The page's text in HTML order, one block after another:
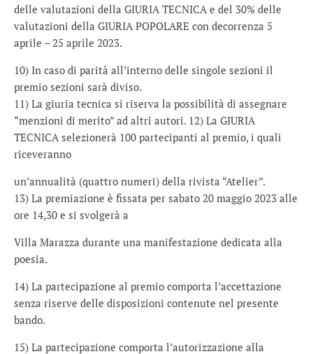
delle valutazioni della GIURIA TECNICA e del 30% delle
valutazioni della GIURIA POPOLARE con decorrenza 5
aprile – 25 aprile 2023.
10) In caso di parità all’interno delle singole sezioni il
premio sezioni sarà diviso.
11) La giuria tecnica si riserva la possibilità di assegnare
“menzioni di merito” ad altri autori. 12) La GIURIA
TECNICA selezionerà 100 partecipanti al premio, i quali
riceveranno
un’annualità (quattro numeri) della rivista “Atelier”.
13) La premiazione è fissata per sabato 20 maggio 2023 alle
ore 14,30 e si svolgerà a
Villa Marazza durante una manifestazione dedicata alla
poesia.
14) La partecipazione al premio comporta l’accettazione
senza riserve delle disposizioni contenute nel presente
bando.
15) La partecipazione comporta l’autorizzazione alla